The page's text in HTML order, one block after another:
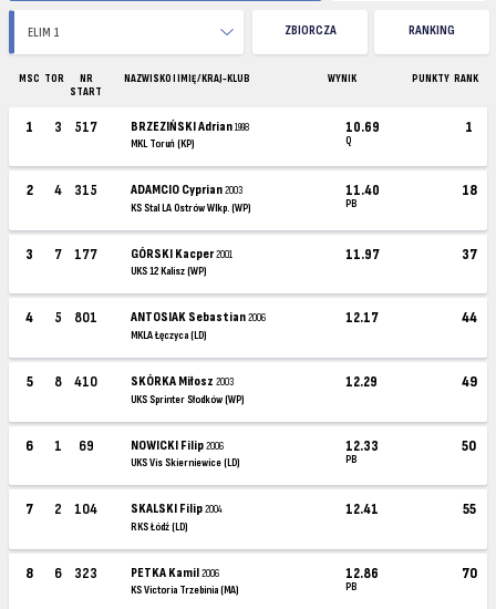
ZBIORCZA RANKING
MSC TOR
NR
START
NAZWISKO I IMIĘ / KRAJ-KLUB WYNIK PUNKTY RANK
1 3 517 BRZEZIŃSKI Adrian1998
MKL Toruń (KP)
10.69
Q
1
2 4 315 ADAMCIO Cyprian2003
KS Stal LA Ostrów Wlkp. (WP)
11.40
PB
18
3 7 177 GÓRSKI Kacper2001
UKS 12 Kalisz (WP)
11.97 37
4 5 801 ANTOSIAK Sebastian2006
MKLA Łęczyca (LD)
12.17 44
5 8 410 SKÓRKA Miłosz2003
UKS Sprinter Słodków (WP)
12.29 49
6 1 69 NOWICKI Filip2006
UKS Vis Skierniewice (LD)
12.33
PB
50
7 2 104 SKALSKI Filip2004
RKS Łódź (LD)
12.41 55
8 6 323 PETKA Kamil2006
KS Victoria Trzebinia (MA)
12.86
PB
70